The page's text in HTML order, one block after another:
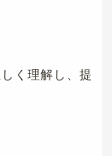
く理解し、提